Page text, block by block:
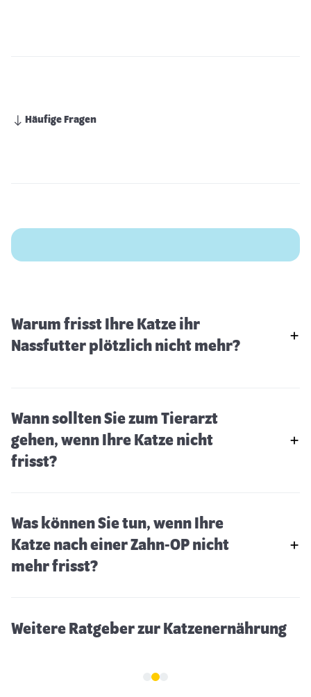
Häufige Fragen
Warum frisst Ihre Katze ihr
Nassfutter plötzlich nicht mehr?
Wann sollten Sie zum Tierarzt
gehen, wenn Ihre Katze nicht
frisst?
Was können Sie tun, wenn Ihre
Katze nach einer Zahn-OP nicht
mehr frisst?
Weitere Ratgeber zur Katzenernährung
Premium Katzenfutter